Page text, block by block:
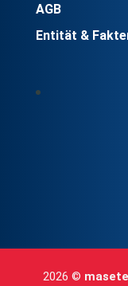
AGB
Entität &
2026 ©